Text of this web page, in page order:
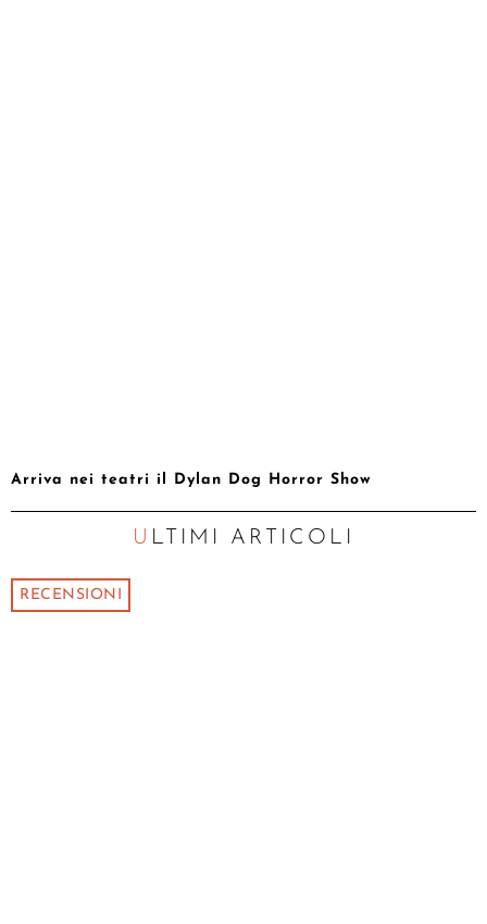
Arriva nei teatri il Dylan Dog Horror Show
ULTIMI ARTICOLI
RECENSIONI